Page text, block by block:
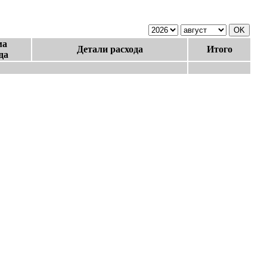
Детали расхода
Итого